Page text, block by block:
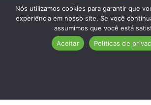
Nós utilizamos cookies para garantir que
experiência em nosso site. Se você
assumimos que você está
Aceitar
Políticas de